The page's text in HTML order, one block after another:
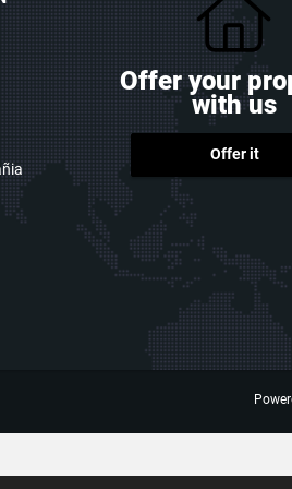
Offer your
with us
Offer it